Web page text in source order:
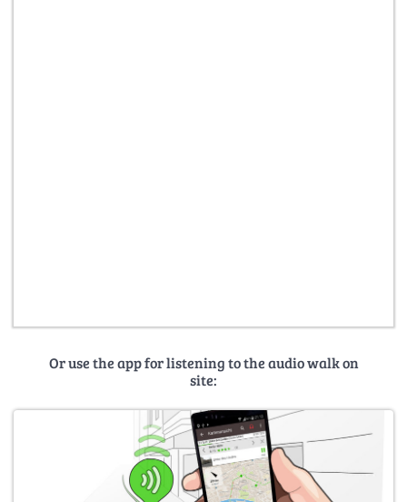
Or use the app for listening to the audio walk on
site: